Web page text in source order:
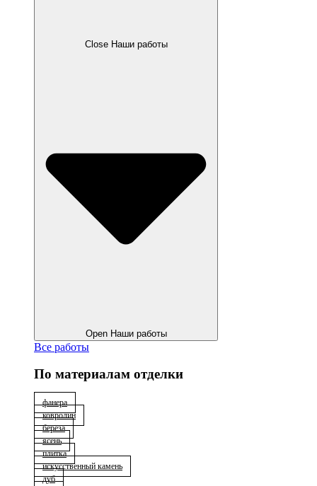
Close Наши работы
Open Наши работы
Все работы
По материалам отделки
фанера
ковролин
берёза
ясень
плитка
искусственный камень
дуб